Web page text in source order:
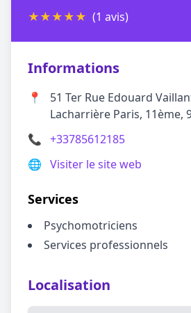
★★★★★ (1 avis)
Informations
📍
51 Ter Rue Edouard
Lacharrière Paris, 11ème,
📞 +33785612185
🌐 Visiter le site web
Services
Psychomotriciens
Services professionnels
Localisation